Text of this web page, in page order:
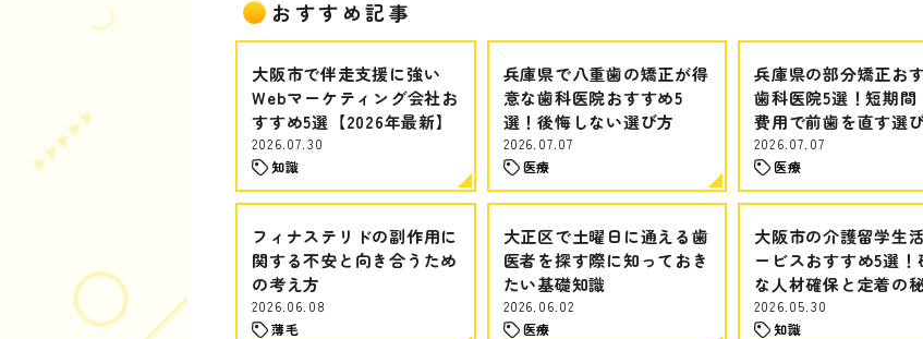
おすすめ記事
大阪市で伴走支援に強い
Webマーケティング会社お
すすめ5選【2026年最新】
2026.07.30
知識
兵庫県で八重歯の矯正が得
意な歯科医院おすすめ5
選！後悔しない選び方
2026.07.07
医療
兵庫県の部分矯正お
歯科医院5選！短期間
費用で前歯を直す選
2026.07.07
医療
フィナステリドの副作用に
関する不安と向き合うため
の考え方
2026.06.08
薄毛
大正区で土曜日に通える歯
医者を探す際に知っておき
たい基礎知識
2026.06.02
医療
大阪市の介護留学生
ービスおすすめ5選！
な人材確保と定着の
2026.05.30
知識